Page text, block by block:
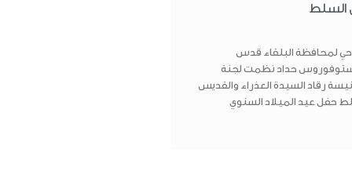
السلط
لمحافظة البلقاء قدس
حداد نظمت لجنة
رقاد السيدة العذراء والقديس
حفل عيد الميلاد السنوي